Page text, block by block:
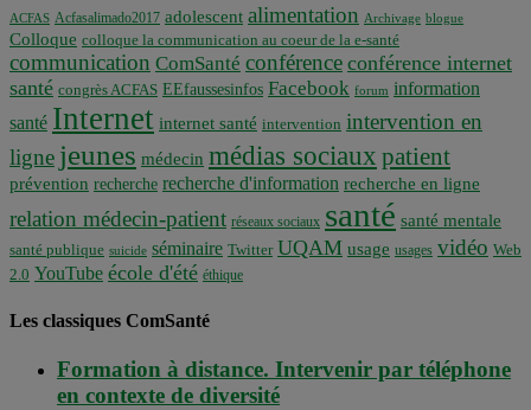
ACFAS Acfasalimado2017 adolescent alimentation Archivage blogue
Colloque colloque la communication au coeur de la e-santé
communication ComSanté conférence conférence internet
santé congrès ACFAS EEfaussesinfos Facebook forum information
santé Internet internet santé intervention intervention en
ligne jeunes médecin médias sociaux patient
prévention recherche recherche d'information recherche en ligne
relation médecin-patient réseaux sociaux santé santé mentale
santé publique suicide séminaire Twitter UQAM usage usages vidéo Web
2.0 YouTube école d'été éthique
Les classiques ComSanté
Formation à distance. Intervenir par téléphone
en contexte de diversité